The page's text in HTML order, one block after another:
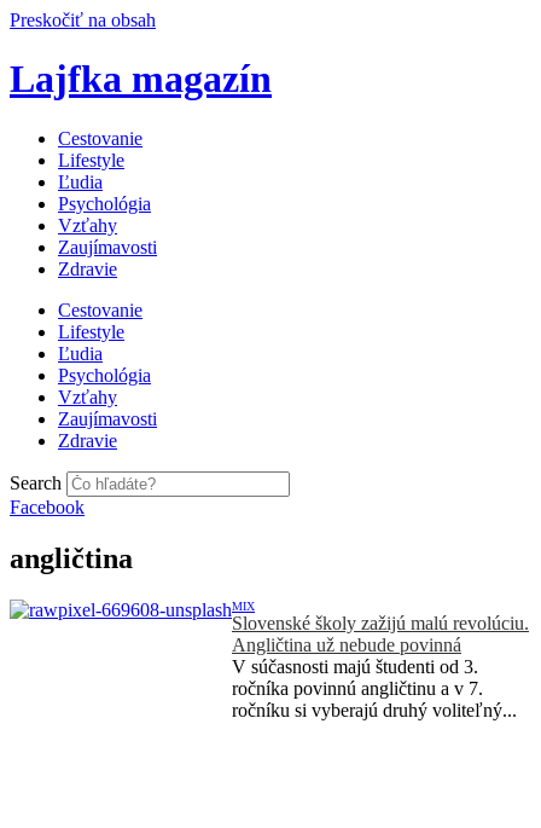
Preskočiť na obsah
Lajfka magazín
Cestovanie
Lifestyle
Ľudia
Psychológia
Vzťahy
Zaujímavosti
Zdravie
Cestovanie
Lifestyle
Ľudia
Psychológia
Vzťahy
Zaujímavosti
Zdravie
Search
Facebook
angličtina
MIX
Slovenské školy zažijú malú revolúciu.
Angličtina už nebude povinná
V súčasnosti majú študenti od 3.
ročníka povinnú angličtinu a v 7.
ročníku si vyberajú druhý voliteľný...